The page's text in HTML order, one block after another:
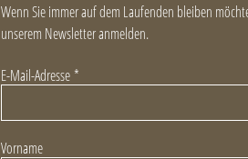
Wenn Sie immer auf dem Laufenden bleiben
unserem Newsletter anmelden.
E-Mail-Adresse *
Vorname